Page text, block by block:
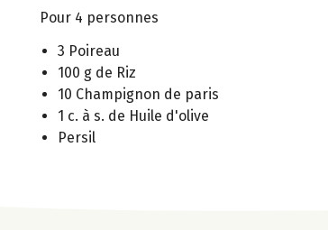
Pour 4 personnes
3 Poireau
100 g de Riz
10 Champignon de paris
1 c. à s. de Huile d'olive
Persil